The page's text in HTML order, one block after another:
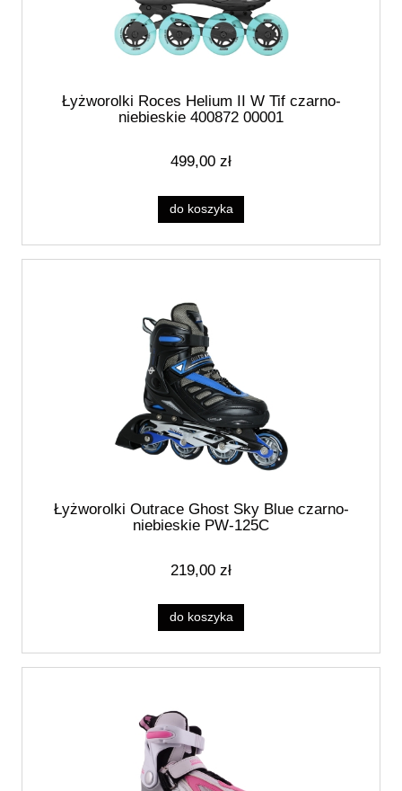
Łyżworolki Roces Helium II W Tif czarno-
niebieskie 400872 00001
499,00 zł
do koszyka
Łyżworolki Outrace Ghost Sky Blue czarno-
niebieskie PW-125C
219,00 zł
do koszyka